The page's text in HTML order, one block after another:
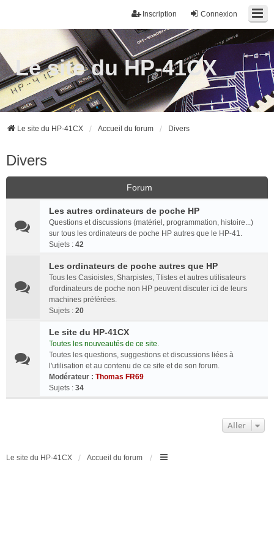
Connexion
Inscription
Le site du HP-41CX
Le site du HP-41CX Accueil du forum Divers
Divers
Forum
Les autres ordinateurs de poche HP
Questions et discussions (matériel, programmation, histoire...)
sur tous les ordinateurs de poche HP autres que le HP-41.
Sujets : 42
Les ordinateurs de poche autres que HP
Tous les Casioistes, Sharpistes, TIistes et autres utilisateurs
d'ordinateurs de poche non HP peuvent discuter ici de leurs
machines préférées.
Sujets : 20
Le site du HP-41CX
Toutes les nouveautés de ce site.
Toutes les questions, suggestions et discussions liées à
l'utilisation et au contenu de ce site et de son forum.
Modérateur : Thomas FR69
Sujets : 34
Aller
Le site du HP-41CX Accueil du forum